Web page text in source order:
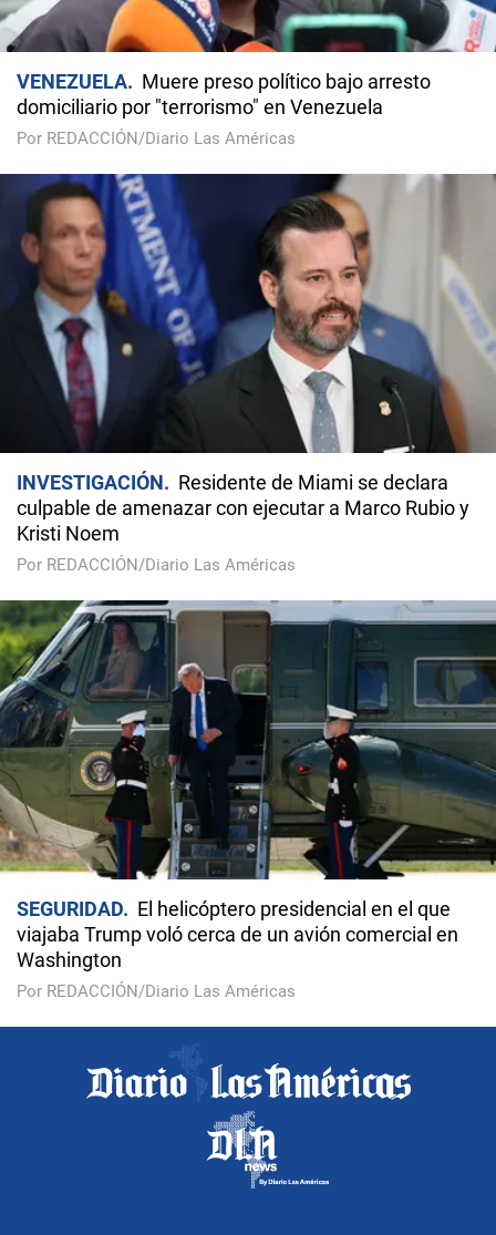
VENEZUELA
Muere preso político bajo arresto
domiciliario por "terrorismo" en Venezuela
Por REDACCIÓN/Diario Las Américas
INVESTIGACIÓN
Residente de Miami se declara
culpable de amenazar con ejecutar a Marco Rubio y
Kristi Noem
Por REDACCIÓN/Diario Las Américas
SEGURIDAD
El helicóptero presidencial en el que
viajaba Trump voló cerca de un avión comercial en
Washington
Por REDACCIÓN/Diario Las Américas